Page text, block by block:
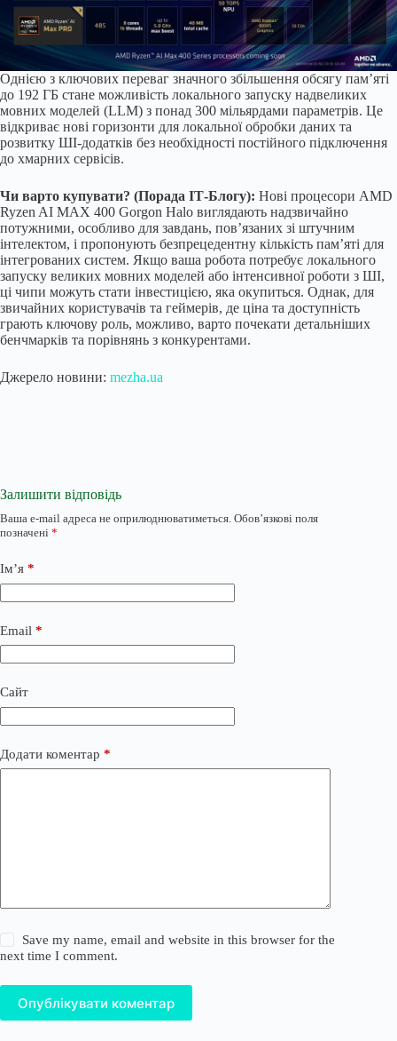
Однією з ключових переваг значного збільшення обсягу пам’яті
до 192 ГБ стане можливість локального запуску надвеликих
мовних моделей (LLM) з понад 300 мільярдами параметрів. Це
відкриває нові горизонти для локальної обробки даних та
розвитку ШІ-додатків без необхідності постійного підключення
до хмарних сервісів.
Чи варто купувати? (Порада ІТ-Блогу): Нові процесори AMD
Ryzen AI MAX 400 Gorgon Halo виглядають надзвичайно
потужними, особливо для завдань, пов’язаних зі штучним
інтелектом, і пропонують безпрецедентну кількість пам’яті для
інтегрованих систем. Якщо ваша робота потребує локального
запуску великих мовних моделей або інтенсивної роботи з ШІ,
ці чипи можуть стати інвестицією, яка окупиться. Однак, для
звичайних користувачів та геймерів, де ціна та доступність
грають ключову роль, можливо, варто почекати детальніших
бенчмарків та порівнянь з конкурентами.
Джерело новини: mezha.ua
Залишити відповідь
Ваша e-mail адреса не оприлюднюватиметься. Обов’язкові поля
позначені *
Ім’я *
Email *
Сайт
Додати коментар *
Save my name, email and website in this browser for the
next time I comment.
Опублікувати коментар